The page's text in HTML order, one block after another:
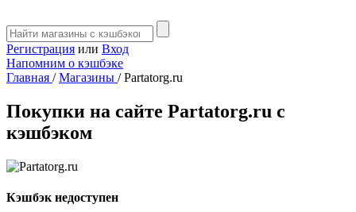
Регистрация или Вход
Напомним о кэшбэке
Главная / Магазины / Partatorg.ru
Покупки на сайте Partatorg.ru с
кэшбэком
Кэшбэк недоступен